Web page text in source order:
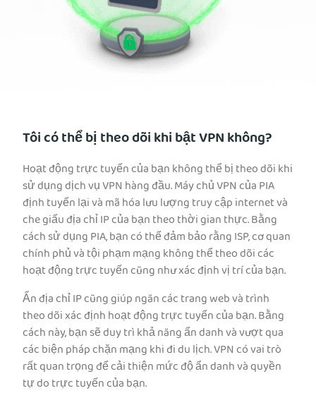
Tôi có thể bị theo dõi khi bật VPN không?
Hoạt động trực tuyến của bạn không thể bị theo dõi khi
sử dụng dịch vụ VPN hàng đầu. Máy chủ VPN của PIA
định tuyến lại và mã hóa lưu lượng truy cập internet và
che giấu địa chỉ IP của bạn theo thời gian thực. Bằng
cách sử dụng PIA, bạn có thể đảm bảo rằng ISP, cơ quan
chính phủ và tội phạm mạng không thể theo dõi các
hoạt động trực tuyến cũng như xác định vị trí của bạn.
Ẩn địa chỉ IP cũng giúp ngăn các trang web và trình
theo dõi xác định hoạt động trực tuyến của bạn. Bằng
cách này, bạn sẽ duy trì khả năng ẩn danh và vượt qua
các biện pháp chặn mạng khi đi du lịch. VPN có vai trò
rất quan trọng để cải thiện mức độ ẩn danh và quyền
tự do trực tuyến của bạn.